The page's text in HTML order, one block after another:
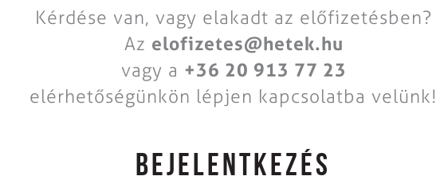
Kérdése van, vagy elakadt az előfizetésben?
Az elofizetes@hetek.hu
vagy a +36 20 913 77 23
elérhetőségünkön lépjen kapcsolatba velünk!
BEJELENTKEZÉS